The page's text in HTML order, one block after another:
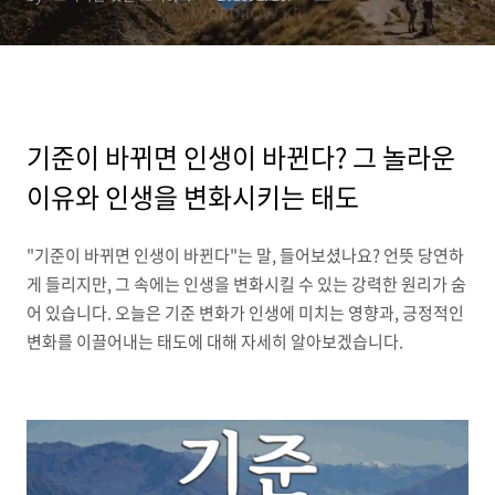
기준이 바뀌면 인생이 바뀐다? 그 놀라운
이유와 인생을 변화시키는 태도
"기준이 바뀌면 인생이 바뀐다"는 말, 들어보셨나요? 언뜻 당연하
게 들리지만, 그 속에는 인생을 변화시킬 수 있는 강력한 원리가 숨
어 있습니다. 오늘은 기준 변화가 인생에 미치는 영향과, 긍정적인
변화를 이끌어내는 태도에 대해 자세히 알아보겠습니다.